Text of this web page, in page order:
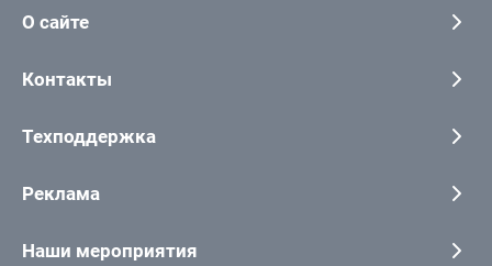
О сайте
Контакты
Техподдержка
Реклама
Наши мероприятия